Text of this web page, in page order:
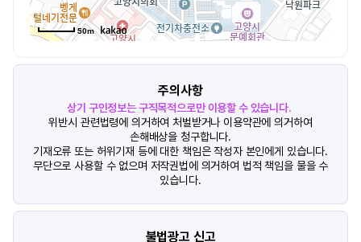
50m
주의사항
상기 구인정보는 구직목적으로만 이용할 수 있습니다.
위반시 관련법령에 의거하여 처벌받거나 이용약관에 의거하여
손해배상을 청구합니다.
기재오류 또는 허위기재 등에 대한 책임은 작성자 본인에게 있습니다.
무단으로 사용할 수 없으며 저작권법에 의거하여 법적 책임을 물을 수
있습니다.
불법광고 신고